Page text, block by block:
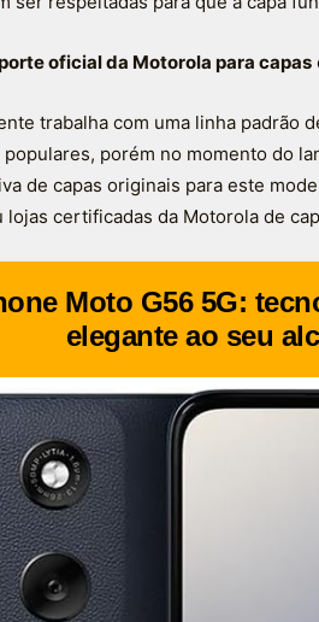
oficial da Motorola para capas
trabalha com uma linha padrão
porém no momento do
de capas originais para este
certificadas da Motorola de
Moto G56 5G:
elegante ao seu